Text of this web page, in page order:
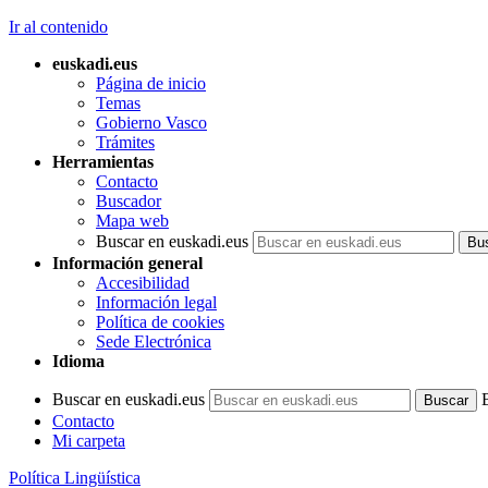
Ir al contenido
euskadi.eus
Página de inicio
Temas
Gobierno Vasco
Trámites
Herramientas
Contacto
Buscador
Mapa web
Buscar en euskadi.eus
Información general
Accesibilidad
Información legal
Política de cookies
Sede Electrónica
Idioma
Buscar en euskadi.eus
Contacto
Mi carpeta
Política Lingüística